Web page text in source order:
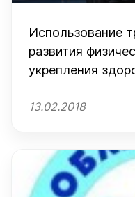
Использование
развития физических качеств и
укрепления
13.02.2018